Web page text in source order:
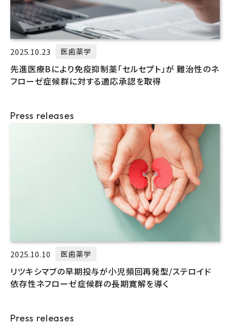
2025.10.23 医歯薬学
先進医療Bにより免疫抑制薬「セルセプト」が 難治性のネ
フローゼ症候群に対する適応承認を取得
Press releases
2025.10.10 医歯薬学
リツキシマブの早期投与が小児頻回再発型/ステロイド
依存性ネフローゼ症候群の長期寛解を導く
Press releases